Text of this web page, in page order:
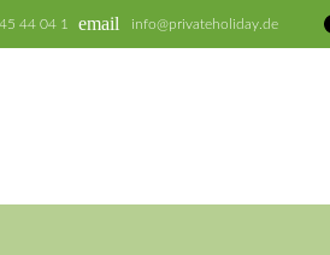
email info@privateholiday.de
44 04 1